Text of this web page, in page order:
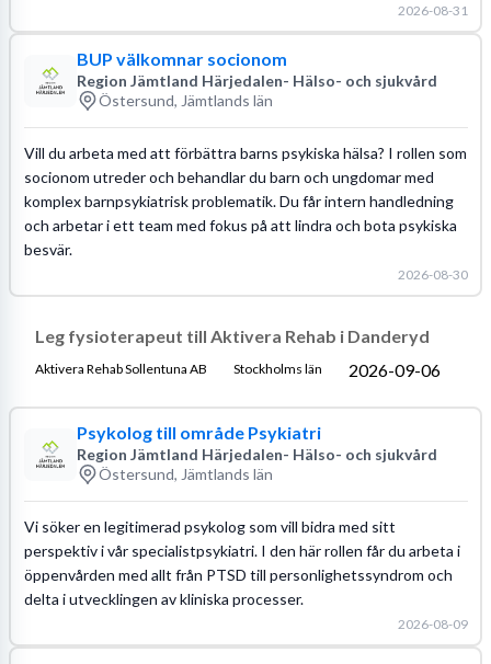
2026-08-31
BUP välkomnar socionom
Region Jämtland Härjedalen- Hälso- och sjukvård
Östersund, Jämtlands län
Vill du arbeta med att förbättra barns psykiska hälsa? I rollen som
socionom utreder och behandlar du barn och ungdomar med
komplex barnpsykiatrisk problematik. Du får intern handledning
och arbetar i ett team med fokus på att lindra och bota psykiska
besvär.
2026-08-30
Leg fysioterapeut till Aktivera Rehab i Danderyd
Aktivera Rehab Sollentuna AB Stockholms län 2026-09-06
Psykolog till område Psykiatri
Region Jämtland Härjedalen- Hälso- och sjukvård
Östersund, Jämtlands län
Vi söker en legitimerad psykolog som vill bidra med sitt
perspektiv i vår specialistpsykiatri. I den här rollen får du arbeta i
öppenvården med allt från PTSD till personlighetssyndrom och
delta i utvecklingen av kliniska processer.
2026-08-09